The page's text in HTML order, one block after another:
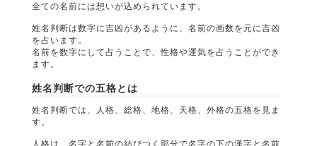
全ての名前には想いが込められています。
姓名判断は数字に吉凶があるように、名前の画数を元に吉凶
を占います。
名前を数字にして占うことで、性格や運気を占うことができ
ます。
姓名判断での五格とは
姓名判断では、人格、総格、地格、天格、外格の五格を見ま
す。
人格は、名字と名前の結びつく部分で名字の下の漢字と名前